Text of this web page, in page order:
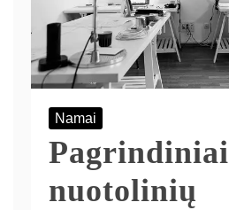
Namai
Pagrindiniai
nuotolinių